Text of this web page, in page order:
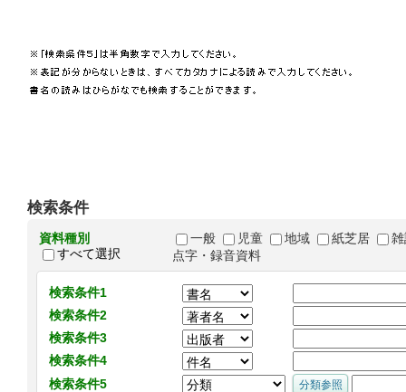
検索条件
資料種別
すべて選択
一般 児童 地域 紙芝居
点字・録音資料
検索条件1
検索条件2
検索条件3
検索条件4
検索条件5